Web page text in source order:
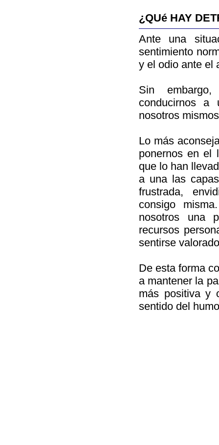
¿QUé HAY
Ante una
sentimiento
y el odio ante el
Sin
conducirnos a
nosotros
Lo más
ponernos en el
que lo han
a una las
frustrada,
consigo
nosotros una
recursos
sentirse
De esta forma
a mantener la
más positiva y
sentido del